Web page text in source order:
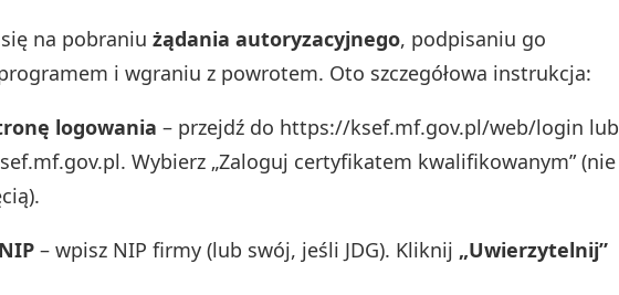
na pobraniu żądania autoryzacyjnego, podpisaniu go
i wgraniu z powrotem. Oto szczegółowa instrukcja:
logowania – przejdź do https://ksef.mf.gov.pl/web/login lub
Wybierz „Zaloguj certyfikatem kwalifikowanym” (nie
– wpisz NIP firmy (lub swój, jeśli JDG). Kliknij „Uwierzytelnij”